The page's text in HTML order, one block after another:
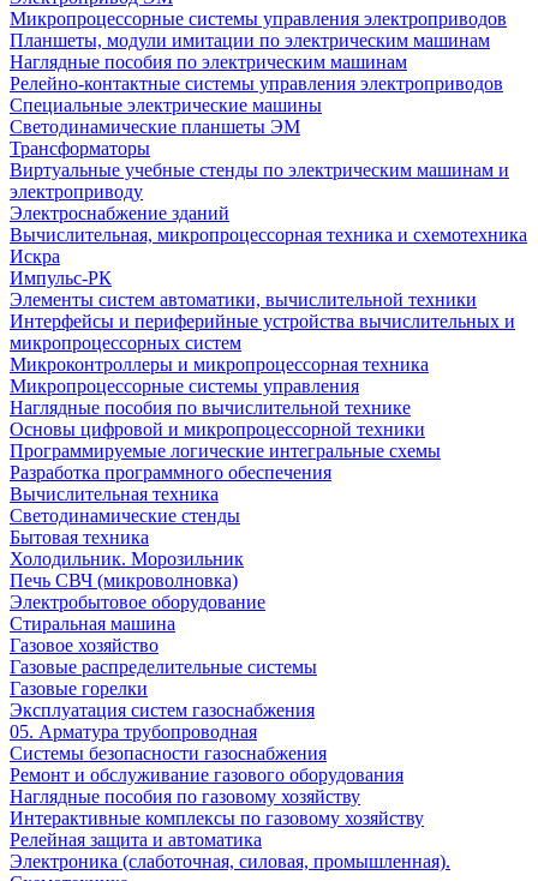
Микропроцессорные системы управления электроприводов
Планшеты, модули имитации по электрическим машинам
Наглядные пособия по электрическим машинам
Релейно-контактные системы управления электроприводов
Специальные электрические машины
Светодинамические планшеты ЭМ
Трансформаторы
Виртуальные учебные стенды по электрическим машинам и
электроприводу
Электроснабжение зданий
Вычислительная, микропроцессорная техника и схемотехника
Искра
Импульс-РК
Элементы систем автоматики, вычислительной техники
Интерфейсы и периферийные устройства вычислительных и
микропроцессорных систем
Микроконтроллеры и микропроцессорная техника
Микропроцессорные системы управления
Наглядные пособия по вычислительной технике
Основы цифровой и микропроцессорной техники
Программируемые логические интегральные схемы
Разработка программного обеспечения
Вычислительная техника
Светодинамические стенды
Бытовая техника
Холодильник. Морозильник
Печь СВЧ (микроволновка)
Электробытовое оборудование
Стиральная машина
Газовое хозяйство
Газовые распределительные системы
Газовые горелки
Эксплуатация систем газоснабжения
05. Арматура трубопроводная
Системы безопасности газоснабжения
Ремонт и обслуживание газового оборудования
Наглядные пособия по газовому хозяйству
Интерактивные комплексы по газовому хозяйству
Релейная защита и автоматика
Электроника (слаботочная, силовая, промышленная).